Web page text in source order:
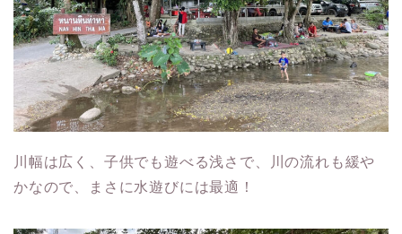
川幅は広く、子供でも遊べる浅さで、川の流れも緩や
かなので、まさに水遊びには最適！